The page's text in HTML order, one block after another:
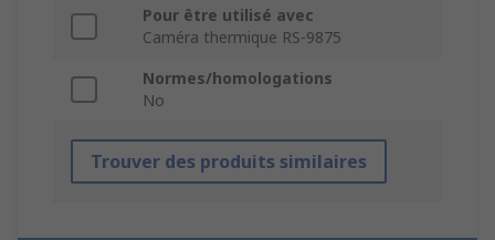
Pour être utilisé avec
Caméra thermique RS-9875
Normes/homologations
No
Trouver des produits similaires